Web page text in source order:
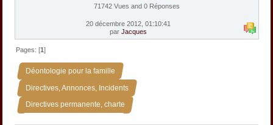
71742 Vues and 0 Réponses
20 décembre 2012, 01:10:41
par Jacques
Pages: [1]
Déontologie pour la famille »
Directives, Annonces, Incidents »
Directives permanente, charte